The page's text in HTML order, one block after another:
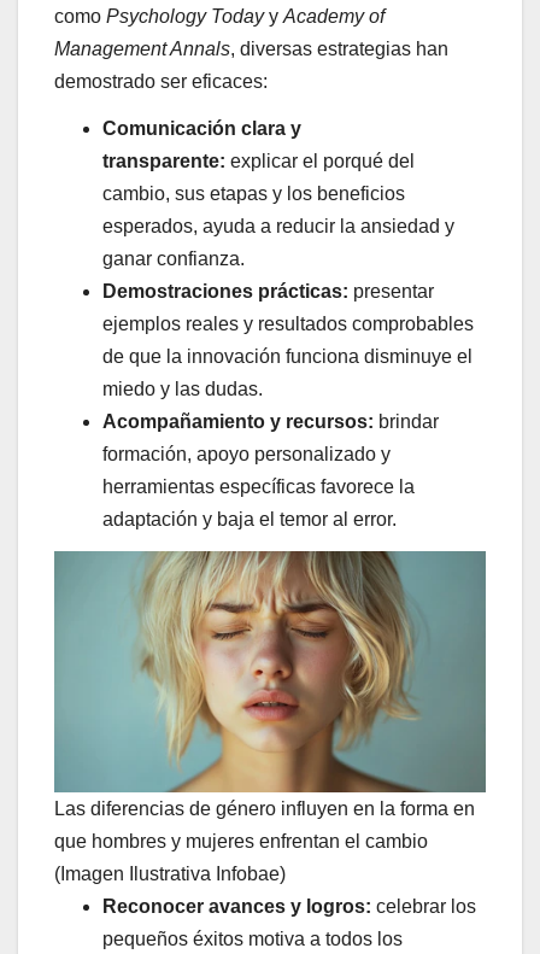
como Psychology Todayy Academy of
Management Annals, diversas estrategias han
demostrado ser eficaces:
Comunicación clara y
transparente: explicar el porqué del
cambio, sus etapas y los beneficios
esperados, ayuda a reducir la ansiedad y
ganar confianza.
Demostraciones prácticas: presentar
ejemplos reales y resultados comprobables
de que la innovación funciona disminuye el
miedo y las dudas.
Acompañamiento y recursos: brindar
formación, apoyo personalizado y
herramientas específicas favorece la
adaptación y baja el temor al error.
Las diferencias de género influyen en la forma en
que hombres y mujeres enfrentan el cambio
(Imagen Ilustrativa Infobae)
Reconocer avances y logros: celebrar los
pequeños éxitos motiva a todos los